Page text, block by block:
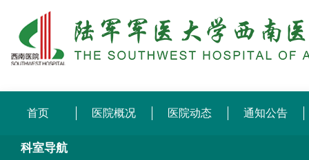
首页 医院概况 医院动态 通知公告
科室导航